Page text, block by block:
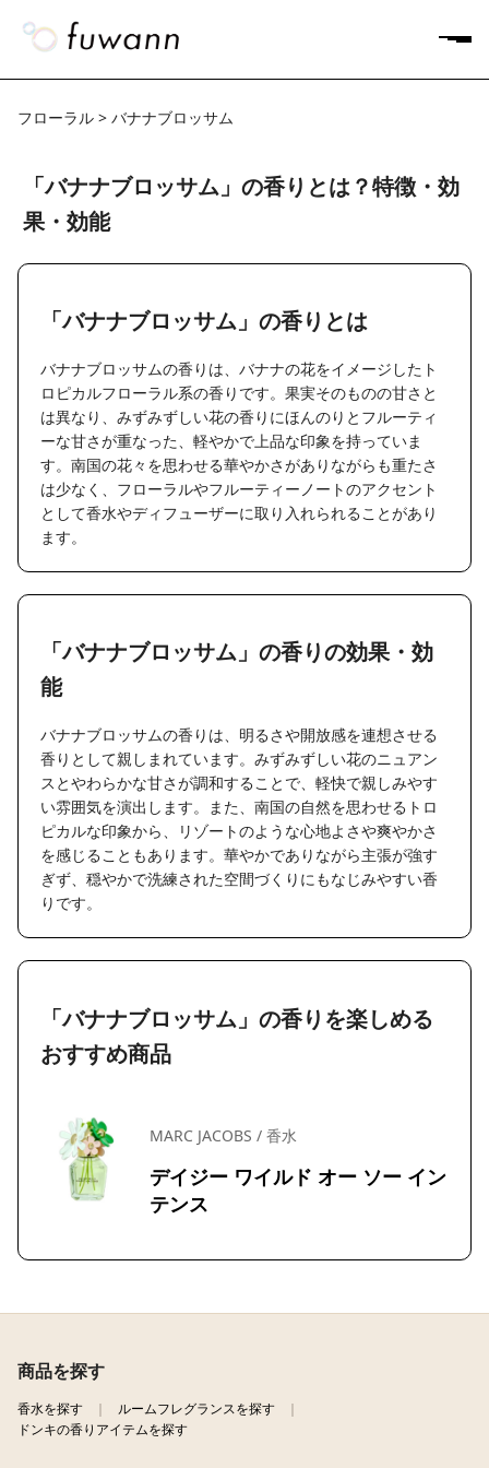
フローラル > バナナブロッサム
「バナナブロッサム」の香りとは？特徴・効
果・効能
「バナナブロッサム」の香りとは
バナナブロッサムの香りは、バナナの花をイメージしたト
ロピカルフローラル系の香りです。果実そのものの甘さと
は異なり、みずみずしい花の香りにほんのりとフルーティ
ーな甘さが重なった、軽やかで上品な印象を持っていま
す。南国の花々を思わせる華やかさがありながらも重たさ
は少なく、フローラルやフルーティーノートのアクセント
として香水やディフューザーに取り入れられることがあり
ます。
「バナナブロッサム」の香りの効果・効
能
バナナブロッサムの香りは、明るさや開放感を連想させる
香りとして親しまれています。みずみずしい花のニュアン
スとやわらかな甘さが調和することで、軽快で親しみやす
い雰囲気を演出します。また、南国の自然を思わせるトロ
ピカルな印象から、リゾートのような心地よさや爽やかさ
を感じることもあります。華やかでありながら主張が強す
ぎず、穏やかで洗練された空間づくりにもなじみやすい香
りです。
「バナナブロッサム」の香りを楽しめる
おすすめ商品
MARC JACOBS / 香水
デイジー ワイルド オー ソー イン
テンス
商品を探す
香水を探す
ルームフレグランスを探す
ドンキの香りアイテムを探す